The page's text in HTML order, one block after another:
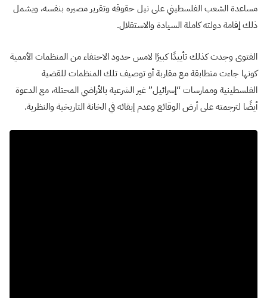
مساعدة الشعب الفلسطيني على نيل حقوقه وتقرير مصيره بنفسه، ويشمل
ذلك إقامة دولته كاملة السيادة والاستقلال.
الفتوى وجدت كذلك تأييدًا كبيرًا لامس حدود الاحتفاء من المنظمات الأممية
كونها جاءت متطابقة مع مقاربة أو توصيف تلك المنظمات للقضية
الفلسطينية وممارسات “إسرائيل” غير الشرعية بالأراضي المحتلة، مع الدعوة
أيضًا لترجمته على أرض الوقائع وعدم إبقائه في الخانة التاريخية والنظرية.